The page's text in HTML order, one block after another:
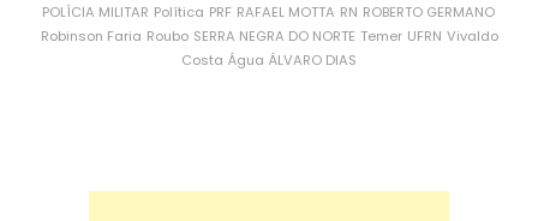
POLÍCIA MILITAR Política PRF RAFAEL MOTTA RN ROBERTO GERMANO
Robinson Faria Roubo SERRA NEGRA DO NORTE Temer UFRN Vivaldo
Costa Água ÁLVARO DIAS